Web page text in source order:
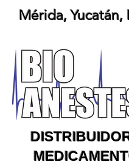
Mérida, Yucatán,